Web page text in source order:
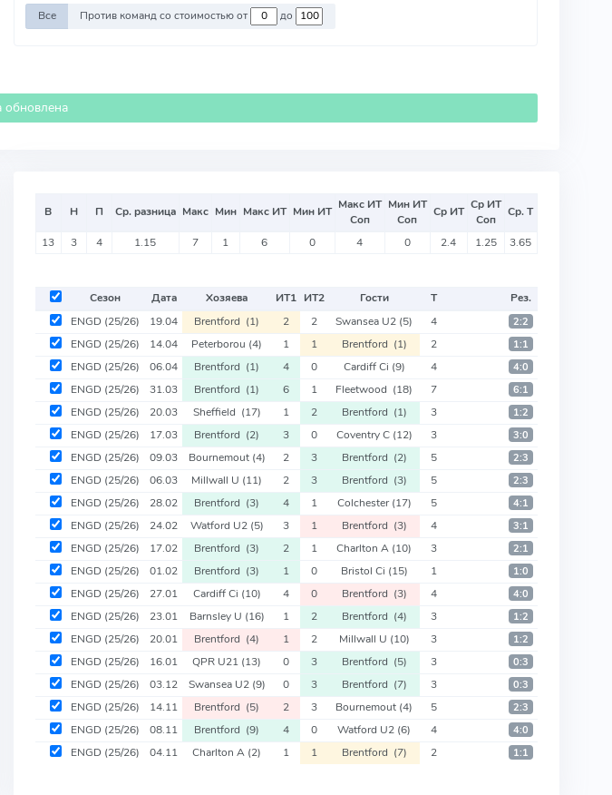
Все Против команд со стоимостью от до
обновлена
В Н П Ср. разница Макс Мин Макс ИТ Мин ИТ Макс ИТ
Соп
Мин ИТ
Соп
Ср ИТ Ср ИТ
Соп
Ср. Т
13 3 4 1.15 7 1 6 0 4 0 2.4 1.25 3.65
Сезон Дата Хозяева ИТ1 ИТ2 Гости Т
Рез.
ENGD (25/26) 19.04 Brentford (1) 2 2 Swansea U2 (5) 4 2:2
ENGD (25/26) 14.04 Peterborou (4) 1 1 Brentford (1) 2 1:1
ENGD (25/26) 06.04 Brentford (1) 4 0 Cardiff Ci (9) 4 4:0
ENGD (25/26) 31.03 Brentford (1) 6 1 Fleetwood (18) 7 6:1
ENGD (25/26) 20.03 Sheffield (17) 1 2 Brentford (1) 3 1:2
ENGD (25/26) 17.03 Brentford (2) 3 0 Coventry C (12) 3 3:0
ENGD (25/26) 09.03 Bournemout (4) 2 3 Brentford (2) 5 2:3
ENGD (25/26) 06.03 Millwall U (11) 2 3 Brentford (3) 5 2:3
ENGD (25/26) 28.02 Brentford (3) 4 1 Colchester(17) 5 4:1
ENGD (25/26) 24.02 Watford U2 (5) 3 1 Brentford (3) 4 3:1
ENGD (25/26) 17.02 Brentford (3) 2 1 Charlton A (10) 3 2:1
ENGD (25/26) 01.02 Brentford (3) 1 0 Bristol Ci (15) 1 1:0
ENGD (25/26) 27.01 Cardiff Ci (10) 4 0 Brentford (3) 4 4:0
ENGD (25/26) 23.01 Barnsley U (16) 1 2 Brentford (4) 3 1:2
ENGD (25/26) 20.01 Brentford (4) 1 2 Millwall U (10) 3 1:2
ENGD (25/26) 16.01 QPR U21 (13) 0 3 Brentford (5) 3 0:3
ENGD (25/26) 03.12 Swansea U2 (9) 0 3 Brentford (7) 3 0:3
ENGD (25/26) 14.11 Brentford (5) 2 3 Bournemout (4) 5 2:3
ENGD (25/26) 08.11 Brentford (9) 4 0 Watford U2 (6) 4 4:0
ENGD (25/26) 04.11 Charlton A (2) 1 1 Brentford (7) 2 1:1